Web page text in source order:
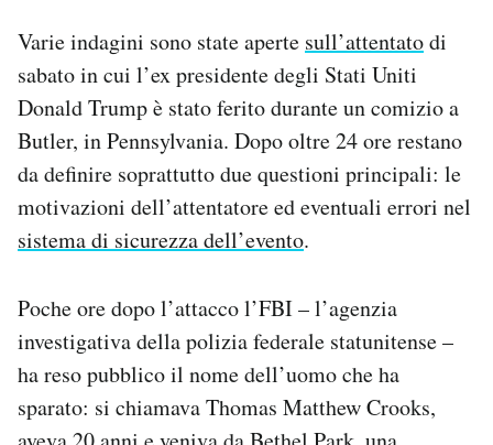
AREA PERSONALE
Area Personale
Newsletter
Notifiche mobile
Hai bisogno di aiuto?
Varie indagini sono state aperte sull’attentatodi
sabato in cui l’ex presidente degli Stati Uniti
Donald Trump è stato ferito durante un comizio a
Butler, in Pennsylvania. Dopo oltre 24 ore restano
da definire soprattutto due questioni principali: le
motivazioni dell’attentatore ed eventuali errori nel
sistema di sicurezza dell’evento.
Poche ore dopo l’attacco l’FBI – l’agenzia
investigativa della polizia federale statunitense –
ha reso pubblico il nome dell’uomo che ha
sparato: si chiamava Thomas Matthew Crooks,